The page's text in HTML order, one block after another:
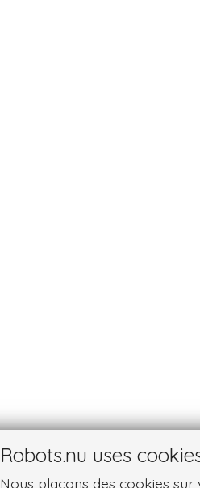
Robots.nu uses
Nous plaçons des cookies